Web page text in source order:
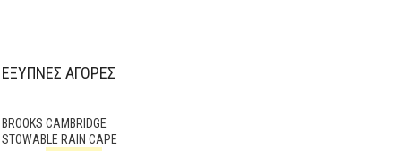
ΕΞΥΠΝΕΣ ΑΓΟΡΕΣ
BROOKS CAMBRIDGE
STOWABLE RAIN CAPE